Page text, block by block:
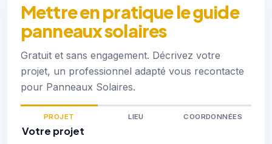
Mettre en pratique le guide
panneaux solaires
Gratuit et sans engagement. Décrivez votre
projet, un professionnel adapté vous recontacte
pour Panneaux Solaires.
PROJET LIEU COORDONNÉES
Votre projet